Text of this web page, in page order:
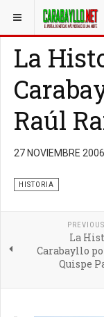
ESTÁ AQUÍ:
La
Raúl
27 NOVIEMBRE 2006
HISTORIA
La
Carabayllo
Quispe